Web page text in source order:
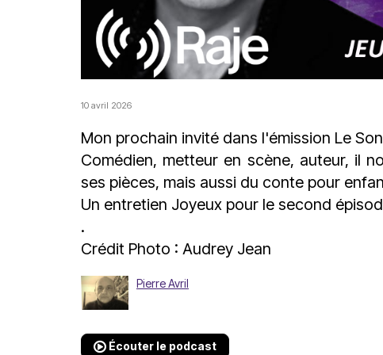
10 avril 2026
Mon prochain invité dans l'émission Le
Comédien, metteur en scène, auteur, il
ses pièces, mais aussi du conte pour
Un entretien Joyeux pour le second
.
Crédit Photo : Audrey Jean
Pierre Avril
Écouter le podcast